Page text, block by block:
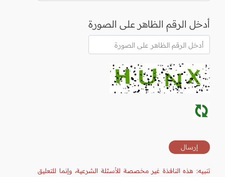
أدخل الرقم الظاهر على الصورة
تنبيه: هذه النافذة غير مخصصة للأسئلة الشرعية، وإنما للتعليق